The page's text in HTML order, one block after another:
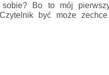
Bo to mój
być może